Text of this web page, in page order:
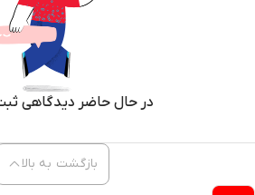
در حال حاضر دیدگاهی
بازگشت به بالا